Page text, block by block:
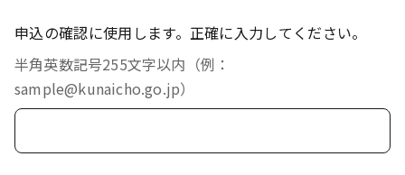
申込の確認に使用します。正確に入力してください。
半角英数記号255文字以内（例：
sample@kunaicho.go.jp）